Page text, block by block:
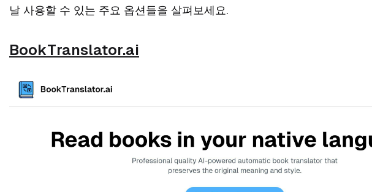
날 사용할 수 있는 주요 옵션들을 살펴보세요.
BookTranslator.ai